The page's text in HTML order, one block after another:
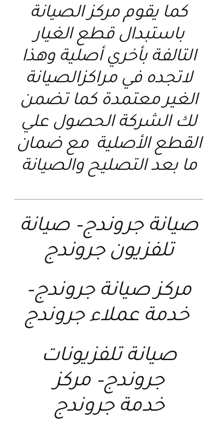
كما يقوم مركز الصيانة
باستبدال قطع الغيار
التالفة بأخري أصلية وهذا
لاتجده في مراكزالصيانة
الغير معتمدة كما تضمن
لك الشركة الحصول علي
القطع الأصلية مع ضمان
ما بعد التصليح والصيانة
صيانة جروندج–صيانة
تلفزيون جروندج
مركز صيانة جروندج–
خدمة عملاء جروندج
صيانة تلفزيونات
جروندج–مركز
خدمة جروندج